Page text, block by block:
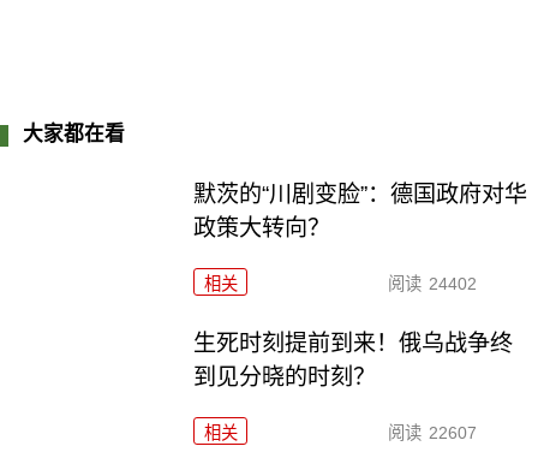
大家都在看
默茨的“川剧变脸”：德国政府对华
政策大转向？
相关 阅读 24402
生死时刻提前到来！俄乌战争终
到见分晓的时刻？
相关 阅读 22607